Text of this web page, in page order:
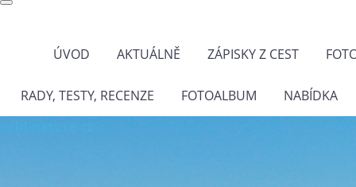
ÚVOD AKTUÁLNĚ ZÁPISKY Z CEST
RADY, TESTY, RECENZE FOTOALBUM NABÍDKA